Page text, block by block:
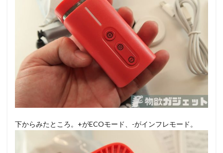
下からみたところ。+がECOモード、-がインフレモード。